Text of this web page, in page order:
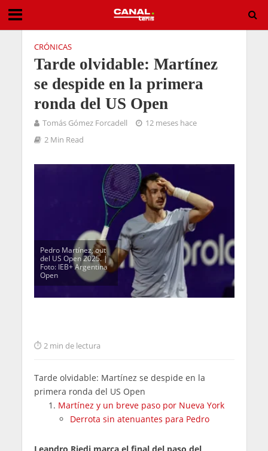
CRÓNICAS
Tarde olvidable: Martínez
se despide en la primera
ronda del US Open
Tomás Gómez Forcadell
12 meses hace
2 Min Read
Pedro Martínez, out
del US Open 2025. |
Foto: IEB+ Argentina
Open
2 min de lectura
Tarde olvidable: Martínez se despide en la
primera ronda del US Open
Martínez y un breve paso por Nueva York
Derrota sin atenuantes para Pedro